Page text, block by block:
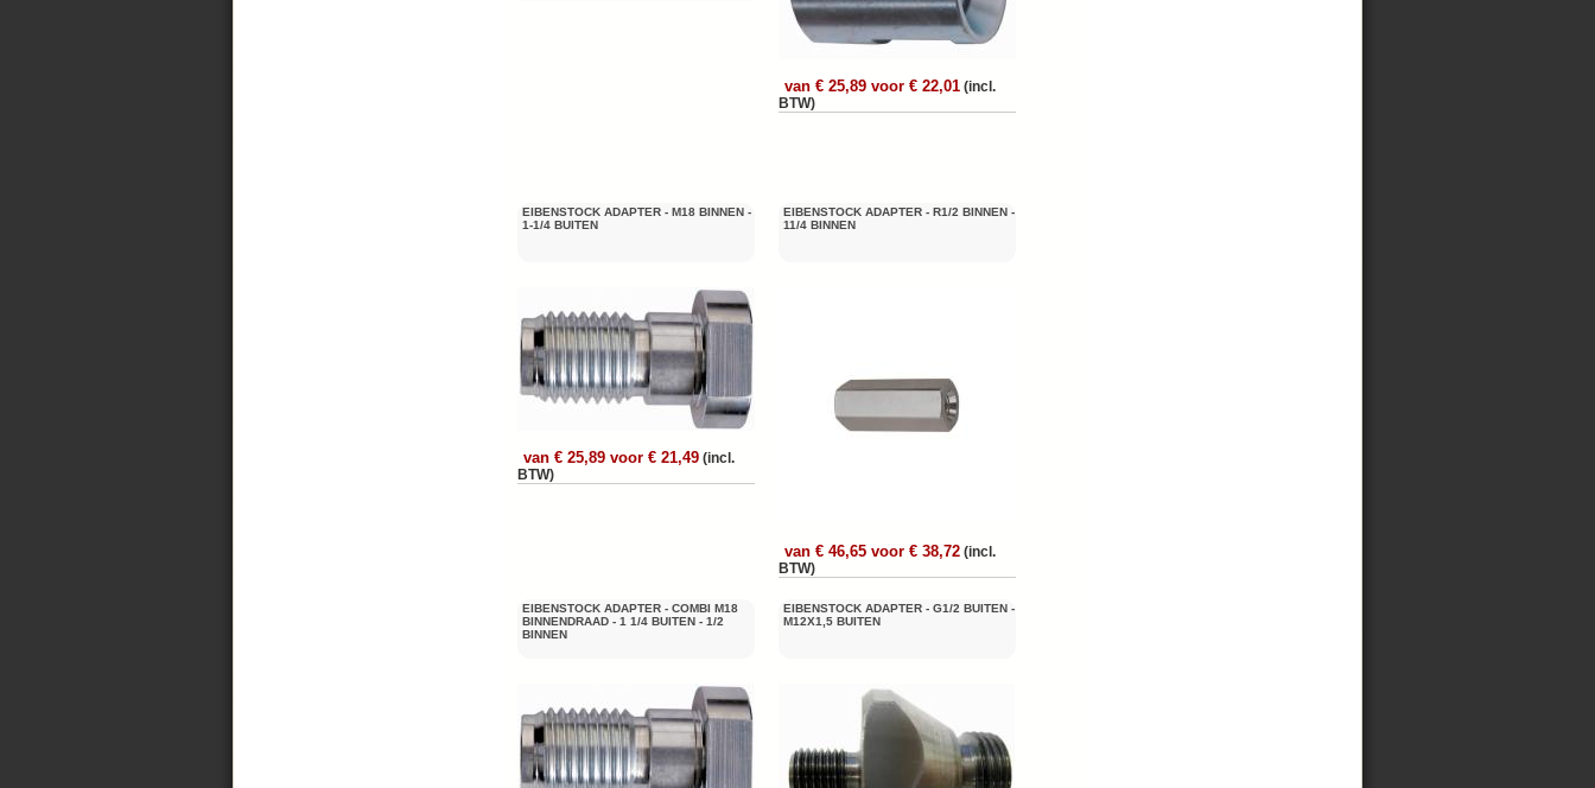
van € 25,89 voor € 22,01 (incl.
BTW)
EIBENSTOCK ADAPTER - M18 BINNEN -
1-1/4 BUITEN
van € 25,89 voor € 21,49 (incl.
BTW)
EIBENSTOCK ADAPTER - R1/2 BINNEN -
11/4 BINNEN
van € 46,65 voor € 38,72 (incl.
BTW)
EIBENSTOCK ADAPTER - COMBI M18
BINNENDRAAD - 1 1/4 BUITEN - 1/2
BINNEN
EIBENSTOCK ADAPTER - G1/2 BUITEN -
M12X1,5 BUITEN